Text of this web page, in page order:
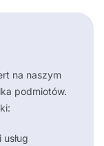
na naszym
podmiotów.